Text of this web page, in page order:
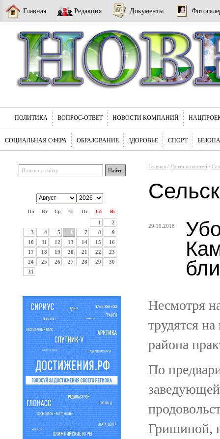
Главная Редакция Документы
ПОЛИТИКА ВОПРОС-ОТВЕТ НОВОСТИ КОМПАНИЙ
СОЦИАЛЬНАЯ СФЕРА ОБРАЗОВАНИЕ ЗДОРОВЬЕ СПОРТ
Пн Вт Ср Чт Пт Сб Вс
1
2
3
4 5 6 7 8
9
10
11 12 13 14 15
16
17
18 19 20 21 22
23
24
25 26 27 28 29
30
31
Главная / Лента новостей /
29.10.2018
Несмотря
трудятся
района
По
заведующей
Гришиной,